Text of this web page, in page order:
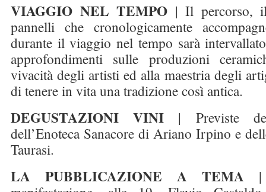
VIAGGIO NEL TEMPO | Il percorso,
pannelli che cronologicamente
durante il viaggio nel tempo sarà
approfondimenti sulle produzioni
vivacità degli artisti ed alla maestria degli
di tenere in vita una tradizione così antica.
DEGUSTAZIONI VINI | Previste
dell’Enoteca Sanacore di Ariano Irpino e
Taurasi.
LA PUBBLICAZIONE A TEMA |